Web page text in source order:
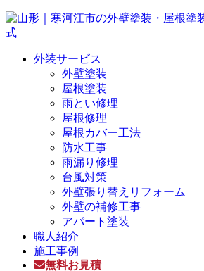
外装サービス
外壁塗装
屋根塗装
雨とい修理
屋根修理
屋根カバー工法
防水工事
雨漏り修理
台風対策
外壁張り替えリフォーム
外壁の補修工事
アパート塗装
職人紹介
施工事例
無料お見積